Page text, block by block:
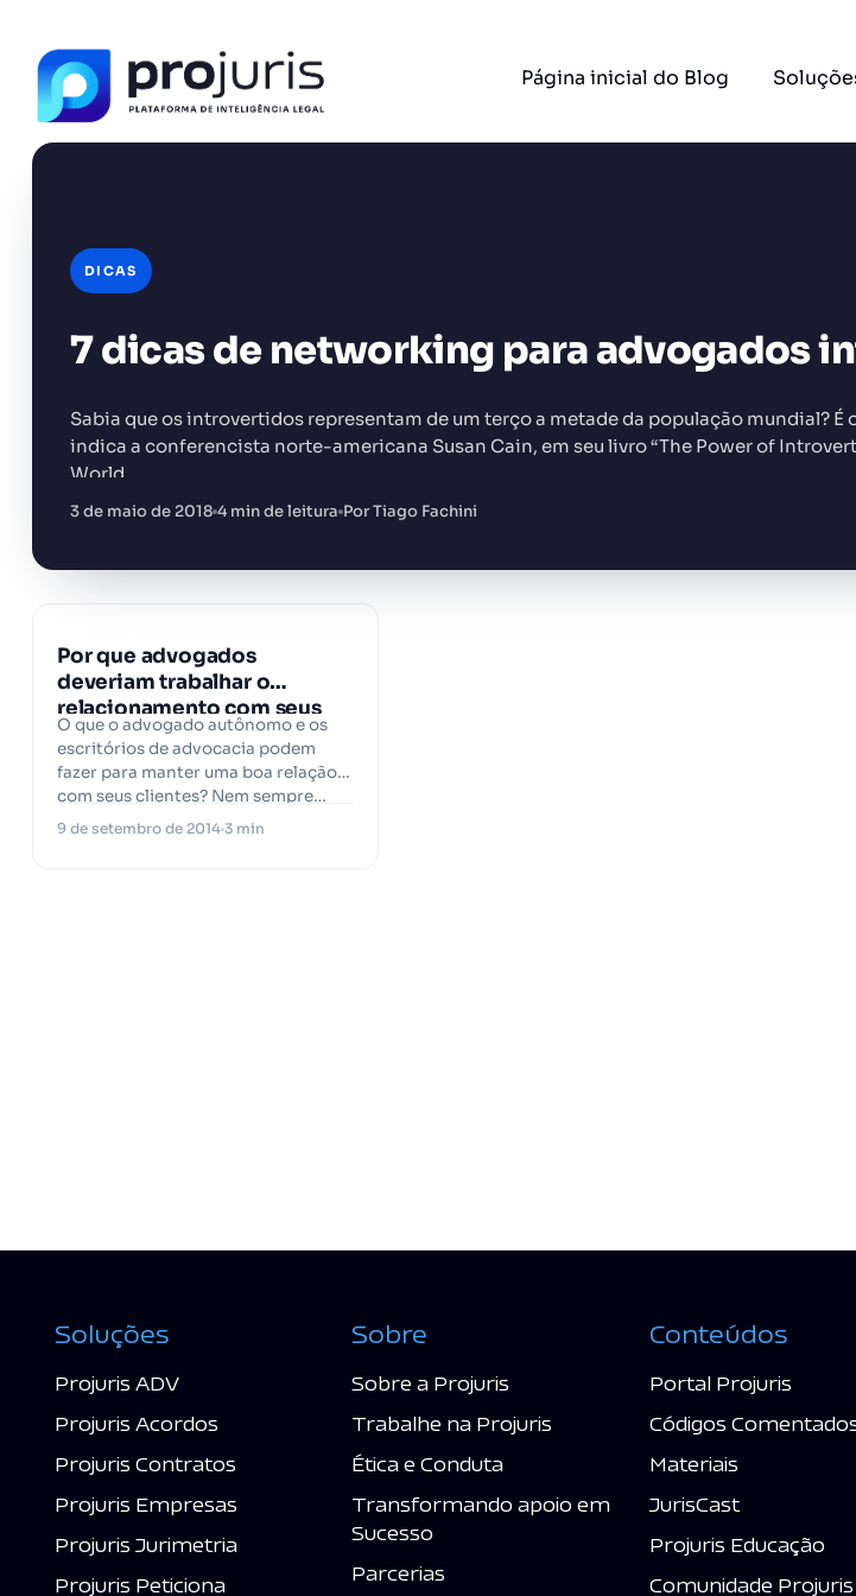
Página inicial do Blog
DICAS
7 dicas de networking para advogados
Sabia que os introvertidos representam de um terço a metade da população mundial? É
indica a conferencista norte-americana Susan Cain, em seu livro “The Power of
World…
3 de maio de 2018 4 min de leitura Por Tiago Fachini
Por que advogados
deveriam trabalhar o
relacionamento com seus
clientes?
O que o advogado autônomo e os
escritórios de advocacia podem
fazer para manter uma boa relação
com seus clientes? Nem sempre…
9 de setembro de 2014 3 min
Soluções
Projuris ADV
Projuris Acordos
Projuris Contratos
Projuris Empresas
Projuris Jurimetria
Projuris Peticiona
Sobre
Sobre a Projuris
Trabalhe na Projuris
Ética e Conduta
Transformando apoio em
Sucesso
Parcerias
Conteúdos
Portal Projuris
Códigos
Materiais
JurisCast
Projuris Educação
Comunidade Projuris